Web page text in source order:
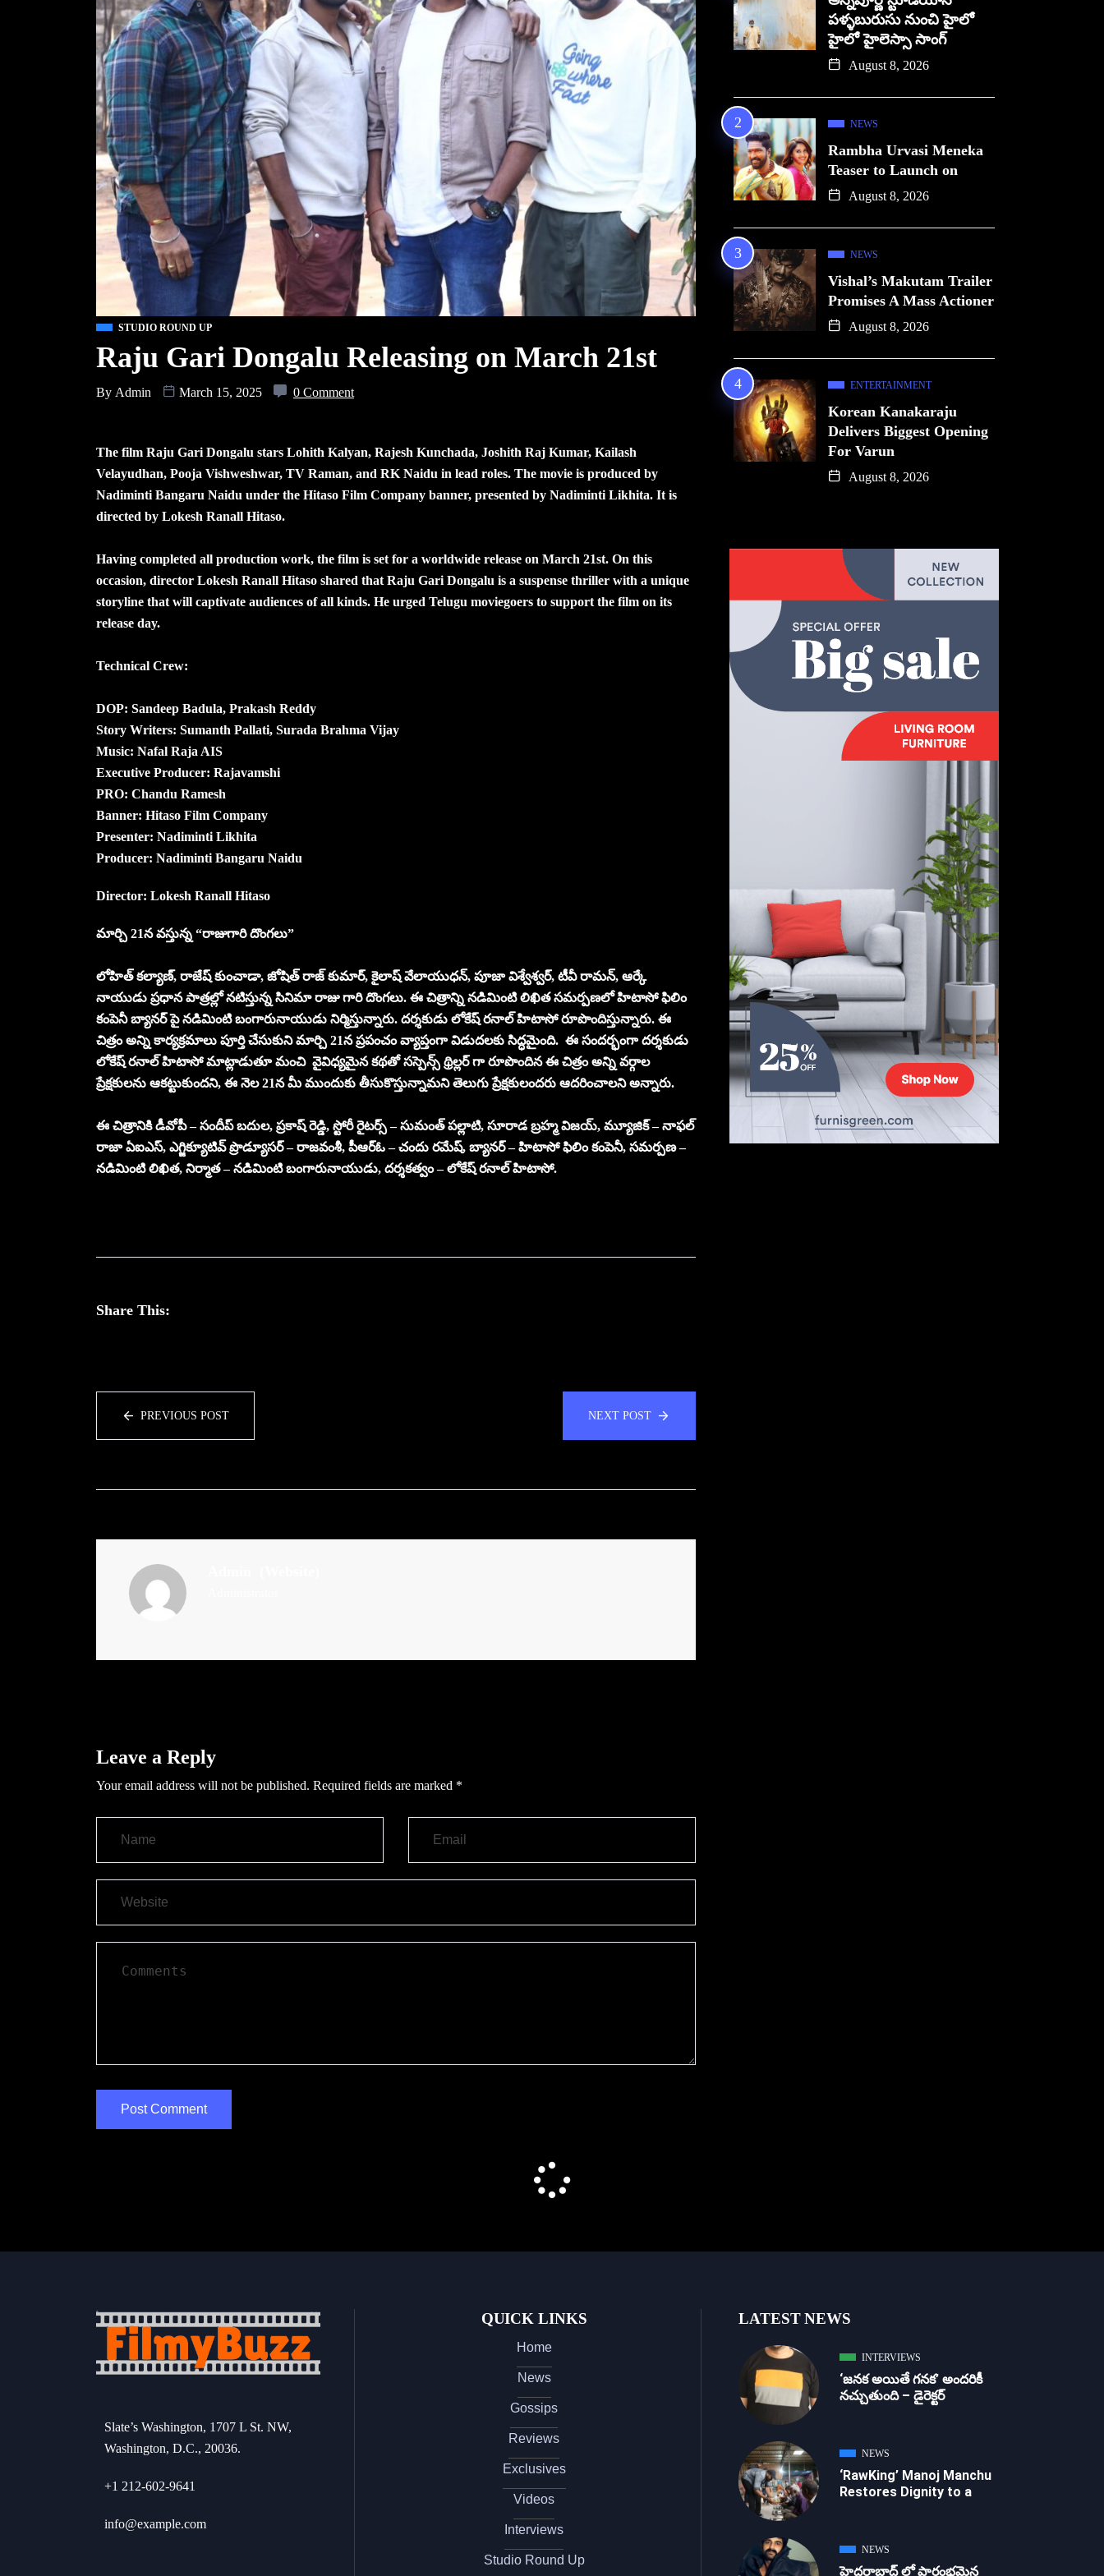
STUDIO ROUND UP
Raju Gari Dongalu Releasing on March 21st
By Admin March 15, 2025 0 Comment
The film Raju Gari Dongalu stars Lohith Kalyan, Rajesh Kunchada, Joshith Raj Kumar, Kailash
Velayudhan, Pooja Vishweshwar, TV Raman, and RK Naidu in lead roles. The movie is produced by
Nadiminti Bangaru Naidu under the Hitaso Film Company banner, presented by Nadiminti Likhita. It is
directed by Lokesh Ranall Hitaso.
Having completed all production work, the film is set for a worldwide release on March 21st. On this
occasion, director Lokesh Ranall Hitaso shared that Raju Gari Dongalu is a suspense thriller with a unique
storyline that will captivate audiences of all kinds. He urged Telugu moviegoers to support the film on its
release day.
Technical Crew:
DOP: Sandeep Badula, Prakash Reddy
Story Writers: Sumanth Pallati, Surada Brahma Vijay
Music: Nafal Raja AIS
Executive Producer: Rajavamshi
PRO: Chandu Ramesh
Banner: Hitaso Film Company
Presenter: Nadiminti Likhita
Producer: Nadiminti Bangaru Naidu
Director: Lokesh Ranall Hitaso
మార్చి 21న వస్తున్న “రాజుగారి దొంగలు”
లోహిత్ కల్యాణ్, రాజేష్ కుంచాడా, జోషిత్ రాజ్ కుమార్, కైలాష్ వేలాయుధన్, పూజా విశ్వేశ్వర్, టీవీ రామన్, ఆర్కే
నాయుడు ప్రధాన పాత్రల్లో నటిస్తున్న సినిమా రాజు గారి దొంగలు. ఈ చిత్రాన్ని నడిమింటి లిఖిత సమర్పణలో హిటాసో ఫిలిం
కంపెనీ బ్యానర్ పై నడిమింటి బంగారునాయుడు నిర్మిస్తున్నారు. దర్శకుడు లోకేష్ రనాల్ హిటాసో రూపొందిస్తున్నారు. ఈ
చిత్రం అన్ని కార్యక్రమాలు పూర్తి చేసుకుని మార్చి 21న ప్రపంచం వ్యాప్తంగా విడుదలకు సిద్ధమైంది. ఈ సందర్భంగా దర్శకుడు
లోకేష్ రనాల్ హిటాసో మాట్లాడుతూ మంచి వైవిధ్యమైన కథతో సస్పెన్స్ థ్రిల్లర్ గా రూపొందిన ఈ చిత్రం అన్ని వర్గాల
ప్రేక్షకులను ఆకట్టుకుందని, ఈ నెల 21న మీ ముందుకు తీసుకొస్తున్నామని తెలుగు ప్రేక్షకులందరు ఆదరించాలని అన్నారు.
ఈ చిత్రానికి డీవోపీ – సందీప్ బదుల, ప్రకాష్ రెడ్డి, స్టోరీ రైటర్స్ – సుమంత్ పల్లాటి, సూరాడ బ్రహ్మ విజయ్, మ్యూజిక్ – నాఫల్
రాజా ఏఐఎస్, ఎగ్జిక్యూటివ్ ప్రొడ్యూసర్ – రాజవంశీ, పీఆర్ఓ – చందు రమేష్, బ్యానర్ – హిటాసో ఫిలిం కంపెనీ, సమర్పణ –
నడిమింటి లిఖిత, నిర్మాత – నడిమింటి బంగారునాయుడు, దర్శకత్వం – లోకేష్ రనాల్ హిటాసో.
Share This:
PREVIOUS POST NEXT POST
Leave a Reply
Your email address will not be published. Required fields are marked *
పళ్ళబురుసు నుంచి హైలో
హైలో హైలెస్సా సాంగ్
August 8, 2026
NEWS
Rambha Urvasi Meneka
Teaser to Launch on
August 8, 2026
NEWS
Vishal’s Makutam Trailer
Promises A Mass Actioner
August 8, 2026
ENTERTAINMENT
Korean Kanakaraju
Delivers Biggest Opening
For Varun
August 8, 2026
Slate’s Washington, 1707 L St. NW,
Washington, D.C., 20036.
+1 212-602-9641
info@example.com
QUICK LINKS
Home
News
Gossips
Reviews
Exclusives
Videos
Interviews
Studio Round Up
LATEST NEWS
INTERVIEWS
‘జ‌న‌క అయితే గ‌న‌క‌’ అందరికీ
నచ్చుతుంది – డైరెక్ట‌ర్
NEWS
‘RawKing’ Manoj Manchu
Restores Dignity to a
NEWS
హైదరాబాద్ లో ప్రారంభమైన